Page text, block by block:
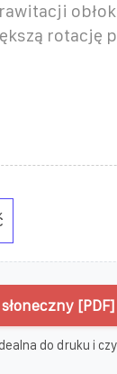
rotację
[PDF]
do druku i